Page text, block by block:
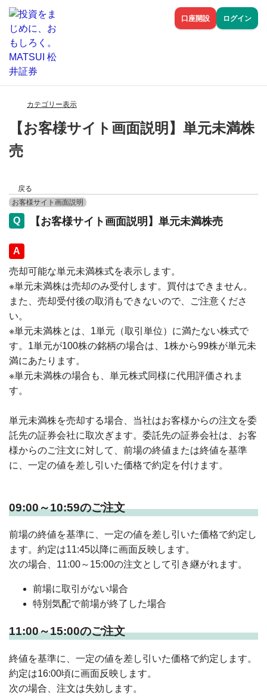
口座開設 ログイン
カテゴリー表示
【お客様サイト画面説明】単元未満株
売
戻る
お客様サイト画面説明
【お客様サイト画面説明】単元未満株売
回答
売却可能な単元未満株式を表示します。
※単元未満株は売却のみ受付します。買付はできません。
また、売却受付後の取消もできないので、ご注意くださ
い。
※単元未満株とは、1単元（取引単位）に満たない株式で
す。1単元が100株の銘柄の場合は、1株から99株が単元未
満にあたります。
※単元未満株の場合も、単元株式同様に代用評価されま
す。
単元未満株を売却する場合、当社はお客様からの注文を委
託先の証券会社に取次ぎます。委託先の証券会社は、お客
様からのご注文に対して、前場の終値または終値を基準
に、一定の値を差し引いた価格で約定を付けます。
09:00～10:59のご注文
前場の終値を基準に、一定の値を差し引いた価格で約定し
ます。約定は11:45以降に画面反映します。
次の場合、11:00～15:00の注文として引き継がれます。
前場に取引がない場合
特別気配で前場が終了した場合
11:00～15:00のご注文
終値を基準に、一定の値を差し引いた価格で約定します。
約定は16:00頃に画面反映します。
次の場合、注文は失効します。